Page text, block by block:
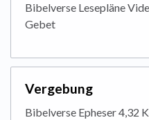
Bibelverse Lesepläne
Gebet
Vergebung
Bibelverse Epheser 4,32